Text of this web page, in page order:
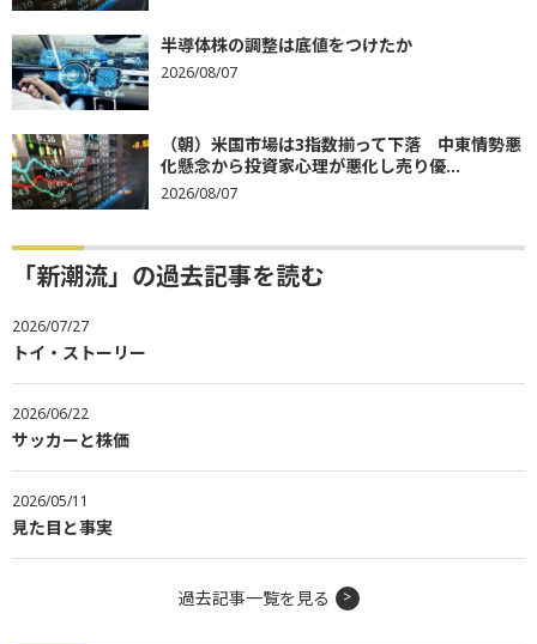
半導体株の調整は底値をつけたか
2026/08/07
（朝）米国市場は3指数揃って下落 中東情勢悪
化懸念から投資家心理が悪化し売り優...
2026/08/07
「新潮流」の過去記事を読む
2026/07/27
トイ・ストーリー
2026/06/22
サッカーと株価
2026/05/11
見た目と事実
過去記事一覧を見る